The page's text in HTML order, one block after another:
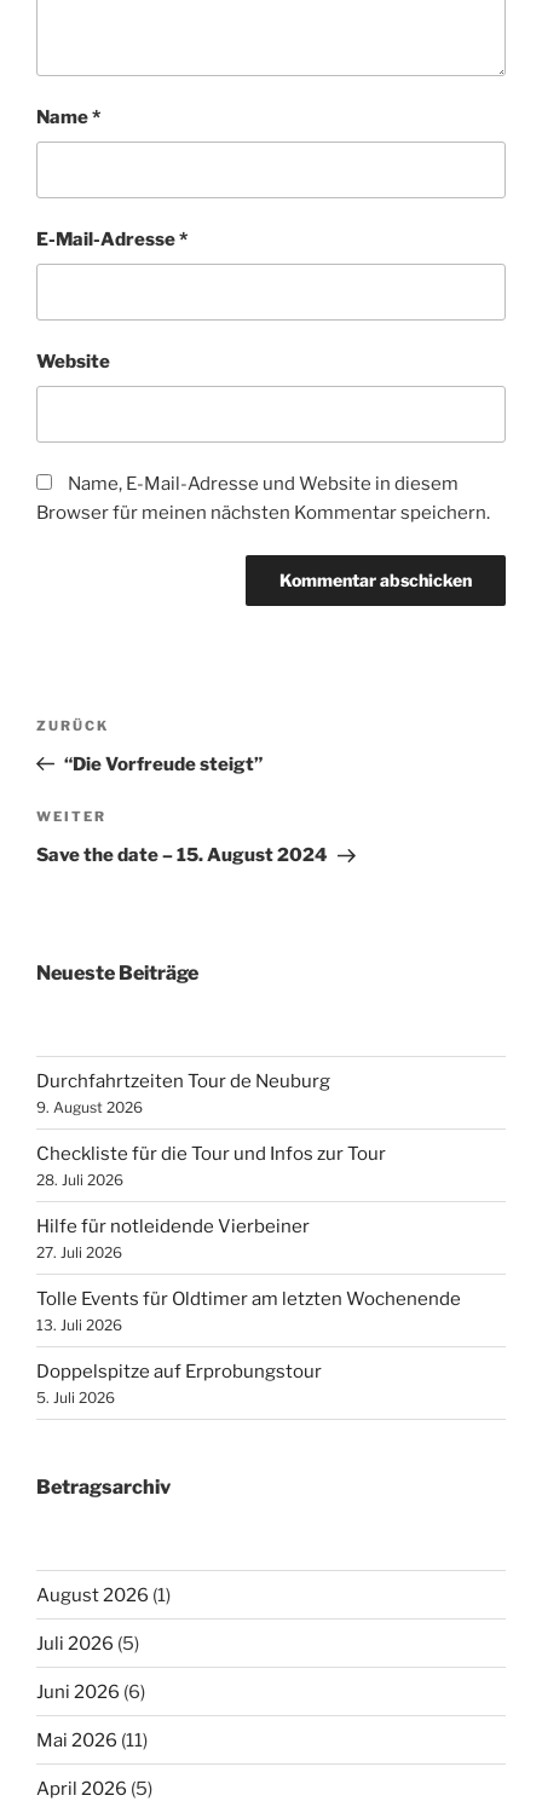
Name*
E-Mail-Adresse*
Website
Name, E-Mail-Adresse und Website in diesem
Browser für meinen nächsten Kommentar speichern.
Beitragsnavigation
Vorheriger
Beitrag
ZURÜCK
“Die Vorfreude steigt”
Nächster
Beitrag
WEITER
Save the date – 15. August 2024
Neueste Beiträge
Durchfahrtzeiten Tour de Neuburg
9. August 2026
Checkliste für die Tour und Infos zur Tour
28. Juli 2026
Hilfe für notleidende Vierbeiner
27. Juli 2026
Tolle Events für Oldtimer am letzten Wochenende
13. Juli 2026
Doppelspitze auf Erprobungstour
5. Juli 2026
Betragsarchiv
August 2026 (1)
Juli 2026 (5)
Juni 2026 (6)
Mai 2026 (11)
April 2026 (5)